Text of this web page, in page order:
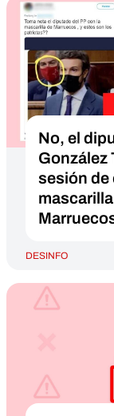
No, el
González
sesión de
DESINFO